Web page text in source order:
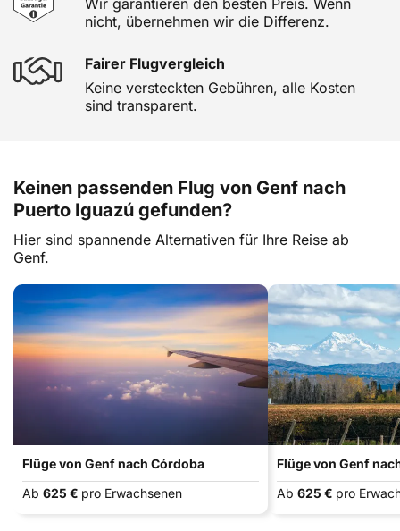
Wir garantieren den besten Preis. Wenn
nicht, übernehmen wir die Differenz.
Fairer Flugvergleich
Keine versteckten Gebühren, alle Kosten
sind transparent.
Keinen passenden Flug von Genf nach
Puerto Iguazú gefunden?
Hier sind spannende Alternativen für Ihre Reise ab
Genf.
Flüge von Genf nach Córdoba
Ab 625 € pro Erwachsenen
Flüge von Genf
Ab 625 € pro